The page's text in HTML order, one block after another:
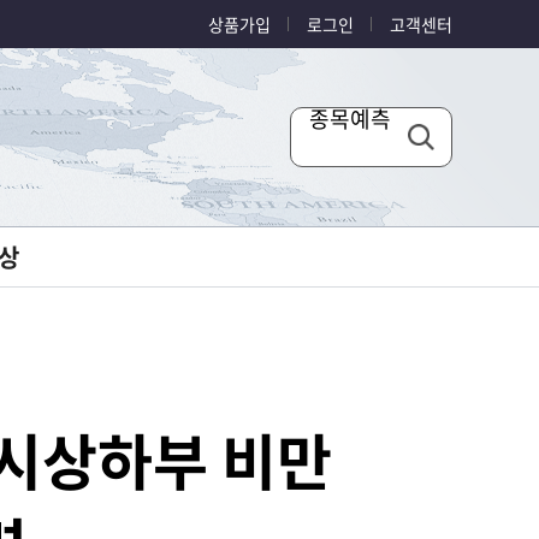
상품가입 로그인 고객센터
종목예측
상하부 비만